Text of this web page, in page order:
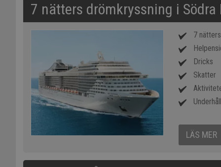
7 nätters drömkryssning i Södra
7
Dricks
Skatter
LÄS MER